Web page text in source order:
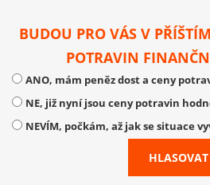
BUDOU PRO VÁS V
POTRAVIN
ANO, mám peněz dost a ceny
NE, již nyní jsou ceny potravin
NEVÍM, počkám, až jak se situace